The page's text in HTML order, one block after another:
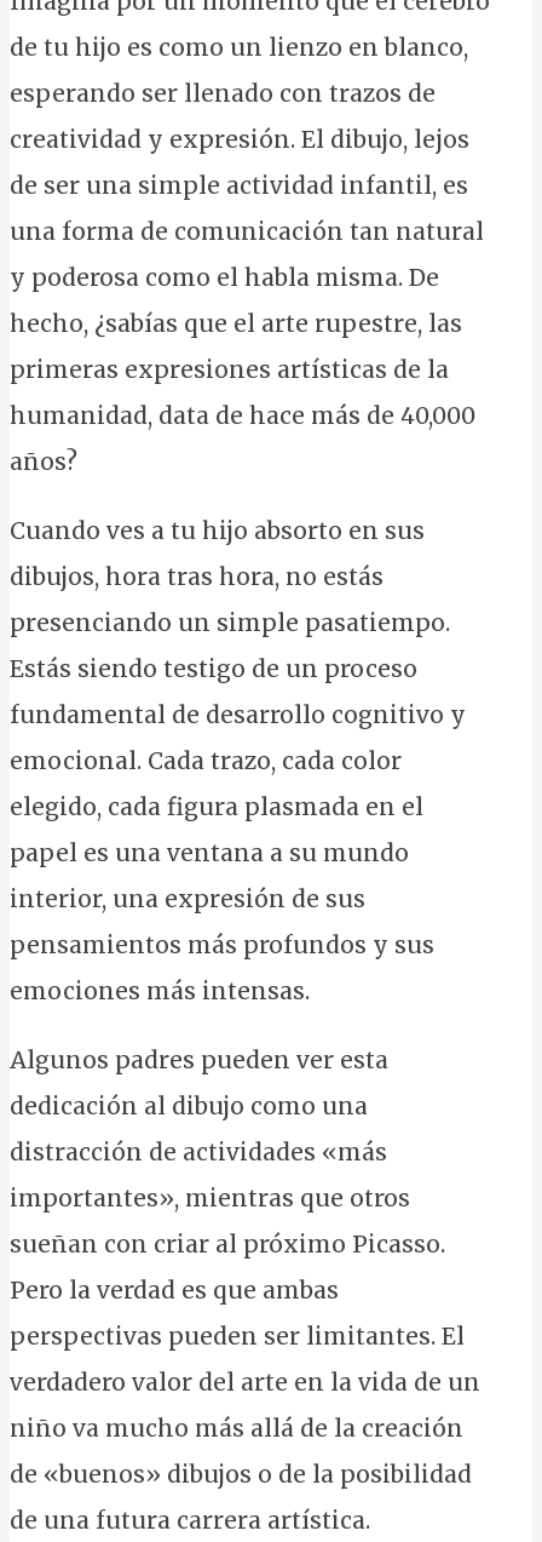
de tu hijo es como un lienzo en blanco,
esperando ser llenado con trazos de
creatividad y expresión. El dibujo, lejos
de ser una simple actividad infantil, es
una forma de comunicación tan natural
y poderosa como el habla misma. De
hecho, ¿sabías que el arte rupestre, las
primeras expresiones artísticas de la
humanidad, data de hace más de 40,000
años?
Cuando ves a tu hijo absorto en sus
dibujos, hora tras hora, no estás
presenciando un simple pasatiempo.
Estás siendo testigo de un proceso
fundamental de desarrollo cognitivo y
emocional. Cada trazo, cada color
elegido, cada figura plasmada en el
papel es una ventana a su mundo
interior, una expresión de sus
pensamientos más profundos y sus
emociones más intensas.
Algunos padres pueden ver esta
dedicación al dibujo como una
distracción de actividades «más
importantes», mientras que otros
sueñan con criar al próximo Picasso.
Pero la verdad es que ambas
perspectivas pueden ser limitantes. El
verdadero valor del arte en la vida de un
niño va mucho más allá de la creación
de «buenos» dibujos o de la posibilidad
de una futura carrera artística.